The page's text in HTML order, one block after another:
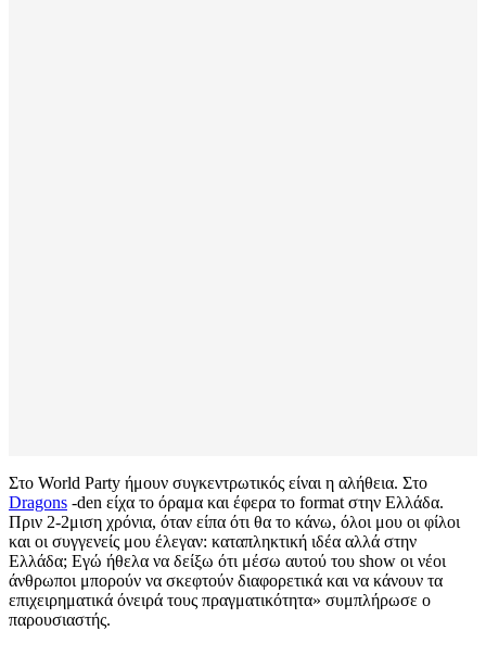
Στο World Party ήμουν συγκεντρωτικός είναι η αλήθεια. Στο
Dragons -den είχα το όραμα και έφερα το format στην Ελλάδα.
Πριν 2-2μιση χρόνια, όταν είπα ότι θα το κάνω, όλοι μου οι φίλοι
και οι συγγενείς μου έλεγαν: καταπληκτική ιδέα αλλά στην
Ελλάδα; Εγώ ήθελα να δείξω ότι μέσω αυτού του show οι νέοι
άνθρωποι μπορούν να σκεφτούν διαφορετικά και να κάνουν τα
επιχειρηματικά όνειρά τους πραγματικότητα» συμπλήρωσε ο
παρουσιαστής.